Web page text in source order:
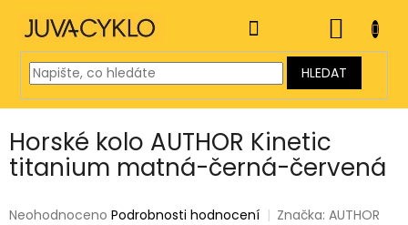
obsah
HLEDAT
KOŠÍK
Horské kolo AUTHOR Kinetic
titanium matná-černá-červená
Průměrné
Neohodnoceno Podrobnosti hodnocení Značka:AUTHOR